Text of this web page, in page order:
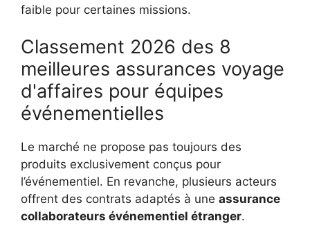
faible pour certaines missions.
Classement 2026 des 8
meilleures assurances voyage
d'affaires pour équipes
événementielles
Le marché ne propose pas toujours des
produits exclusivement conçus pour
l’événementiel. En revanche, plusieurs acteurs
offrent des contrats adaptés à une assurance
collaborateurs événementiel étranger.